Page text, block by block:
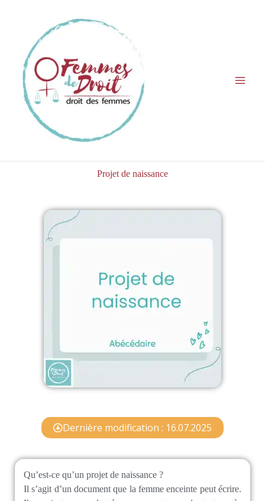
Projet de naissance
Dernière modification : 16.07.2025
Qu’est-ce qu’un projet de naissance ?
Il s’agit d’un document que la femme enceinte peut écrire.